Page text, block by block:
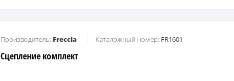
Сцепление комплект
Производитель: Freccia Каталожный номер: FR1601